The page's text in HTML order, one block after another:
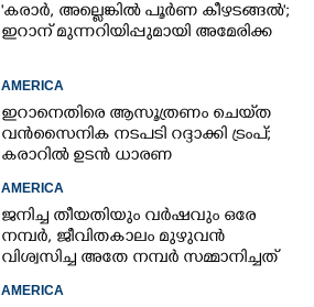
'കരാർ, അല്ലെങ്കിൽ പൂർണ കീഴടങ്ങൽ';
ഇറാന് മുന്നറിയിപ്പുമായി അമേരിക്ക
AMERICA
ഇറാനെതിരെ ആസൂത്രണം ചെയ്‌ത
വൻസൈനിക നടപടി റദ്ദാക്കി ട്രംപ്;
കരാറിൽ ഉടൻ ധാരണ
AMERICA
ജനിച്ച തീയതിയും വർഷവും ഒരേ
നമ്പർ, ജീവിതകാലം മുഴുവൻ
വിശ്വസിച്ച അതേ നമ്പർ സമ്മാനിച്ചത്
AMERICA